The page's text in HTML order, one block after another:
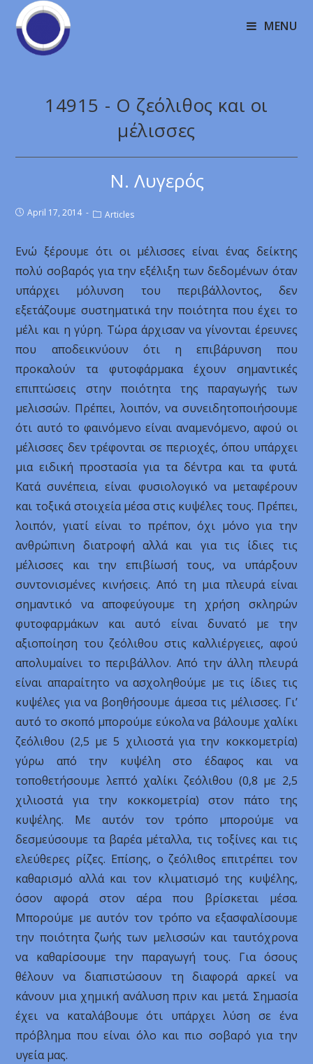
MENU
14915 - Ο ζεόλιθος και οι
μέλισσες
Ν. Λυγερός
April 17, 2014 Articles
Ενώ ξέρουμε ότι οι μέλισσες είναι ένας δείκτης
πολύ σοβαρός για την εξέλιξη των δεδομένων όταν
υπάρχει μόλυνση του περιβάλλοντος, δεν
εξετάζουμε συστηματικά την ποιότητα που έχει το
μέλι και η γύρη. Τώρα άρχισαν να γίνονται έρευνες
που αποδεικνύουν ότι η επιβάρυνση που
προκαλούν τα φυτοφάρμακα έχουν σημαντικές
επιπτώσεις στην ποιότητα της παραγωγής των
μελισσών. Πρέπει, λοιπόν, να συνειδητοποιήσουμε
ότι αυτό το φαινόμενο είναι αναμενόμενο, αφού οι
μέλισσες δεν τρέφονται σε περιοχές, όπου υπάρχει
μια ειδική προστασία για τα δέντρα και τα φυτά.
Κατά συνέπεια, είναι φυσιολογικό να μεταφέρουν
και τοξικά στοιχεία μέσα στις κυψέλες τους. Πρέπει,
λοιπόν, γιατί είναι το πρέπον, όχι μόνο για την
ανθρώπινη διατροφή αλλά και για τις ίδιες τις
μέλισσες και την επιβίωσή τους, να υπάρξουν
συντονισμένες κινήσεις. Από τη μια πλευρά είναι
σημαντικό να αποφεύγουμε τη χρήση σκληρών
φυτοφαρμάκων και αυτό είναι δυνατό με την
αξιοποίηση του ζεόλιθου στις καλλιέργειες, αφού
απολυμαίνει το περιβάλλον. Από την άλλη πλευρά
είναι απαραίτητο να ασχοληθούμε με τις ίδιες τις
κυψέλες για να βοηθήσουμε άμεσα τις μέλισσες. Γι’
αυτό το σκοπό μπορούμε εύκολα να βάλουμε χαλίκι
ζεόλιθου (2,5 με 5 χιλιοστά για την κοκκομετρία)
γύρω από την κυψέλη στο έδαφος και να
τοποθετήσουμε λεπτό χαλίκι ζεόλιθου (0,8 με 2,5
χιλιοστά για την κοκκομετρία) στον πάτο της
κυψέλης. Με αυτόν τον τρόπο μπορούμε να
δεσμεύσουμε τα βαρέα μέταλλα, τις τοξίνες και τις
ελεύθερες ρίζες. Επίσης, ο ζεόλιθος επιτρέπει τον
καθαρισμό αλλά και τον κλιματισμό της κυψέλης,
όσον αφορά στον αέρα που βρίσκεται μέσα.
Μπορούμε με αυτόν τον τρόπο να εξασφαλίσουμε
την ποιότητα ζωής των μελισσών και ταυτόχρονα
να καθαρίσουμε την παραγωγή τους. Για όσους
θέλουν να διαπιστώσουν τη διαφορά αρκεί να
κάνουν μια χημική ανάλυση πριν και μετά. Σημασία
έχει να καταλάβουμε ότι υπάρχει λύση σε ένα
πρόβλημα που είναι όλο και πιο σοβαρό για την
υγεία μας.